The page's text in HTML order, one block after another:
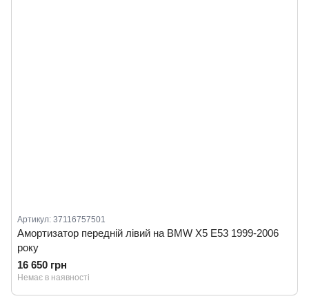
Артикул: 37116757501
Амортизатор передній лівий на BMW X5 E53 1999-2006
року
16 650 грн
Немає в наявності